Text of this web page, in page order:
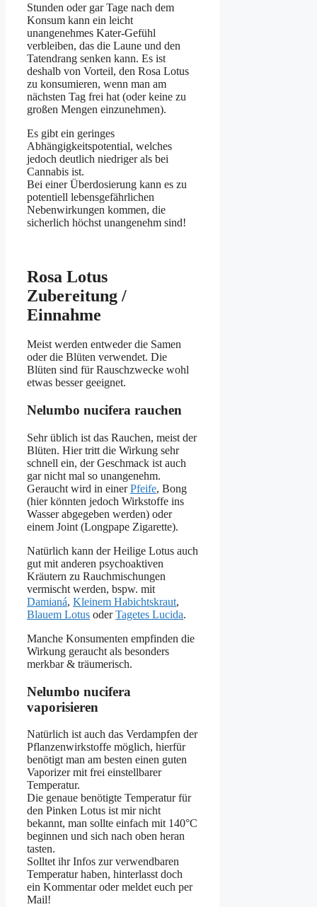
Stunden oder gar Tage nach dem
Konsum kann ein leicht
unangenehmes Kater-Gefühl
verbleiben, das die Laune und den
Tatendrang senken kann. Es ist
deshalb von Vorteil, den Rosa Lotus
zu konsumieren, wenn man am
nächsten Tag frei hat (oder keine zu
großen Mengen einzunehmen).
Es gibt ein geringes
Abhängigkeitspotential, welches
jedoch deutlich niedriger als bei
Cannabis ist.
Bei einer Überdosierung kann es zu
potentiell lebensgefährlichen
Nebenwirkungen kommen, die
sicherlich höchst unangenehm sind!
Rosa Lotus
Zubereitung /
Einnahme
Meist werden entweder die Samen
oder die Blüten verwendet. Die
Blüten sind für Rauschzwecke wohl
etwas besser geeignet.
Nelumbo nucifera rauchen
Sehr üblich ist das Rauchen, meist der
Blüten. Hier tritt die Wirkung sehr
schnell ein, der Geschmack ist auch
gar nicht mal so unangenehm.
Geraucht wird in einerPfeife, Bong
(hier könnten jedoch Wirkstoffe ins
Wasser abgegeben werden) oder
einem Joint (Longpape Zigarette).
Natürlich kann der Heilige Lotus auch
gut mit anderen psychoaktiven
Kräutern zu Rauchmischungen
vermischt werden, bspw. mit
Damianá, Kleinem Habichtskraut,
Blauem Lotus oderTagetes Lucida.
Manche Konsumenten empfinden die
Wirkung geraucht als besonders
merkbar & träumerisch.
Nelumbo nucifera
vaporisieren
Natürlich ist auch das Verdampfen der
Pflanzenwirkstoffe möglich, hierfür
benötigt man am besten einen guten
Vaporizer mit frei einstellbarer
Temperatur.
Die genaue benötigte Temperatur für
den Pinken Lotus ist mir nicht
bekannt, man sollte einfach mit 140°C
beginnen und sich nach oben heran
tasten.
Solltet ihr Infos zur verwendbaren
Temperatur haben, hinterlasst doch
ein Kommentar oder meldet euch per
Mail!